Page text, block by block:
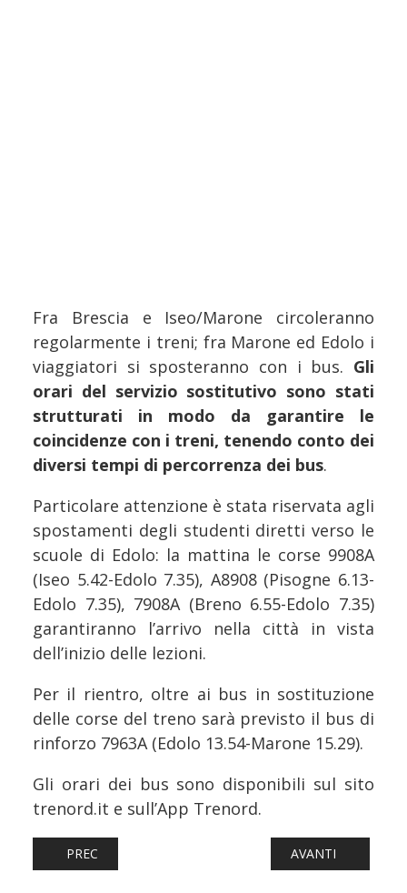
Fra Brescia e Iseo/Marone circoleranno
regolarmente i treni; fra Marone ed Edolo i
viaggiatori si sposteranno con i bus. Gli
orari del servizio sostitutivo sono stati
strutturati in modo da garantire le
coincidenze con i treni, tenendo conto dei
diversi tempi di percorrenza dei bus.
Particolare attenzione è stata riservata agli
spostamenti degli studenti diretti verso le
scuole di Edolo: la mattina le corse 9908A
(Iseo 5.42-Edolo 7.35), A8908 (Pisogne 6.13-
Edolo 7.35), 7908A (Breno 6.55-Edolo 7.35)
garantiranno l’arrivo nella città in vista
dell’inizio delle lezioni.
Per il rientro, oltre ai bus in sostituzione
delle corse del treno sarà previsto il bus di
rinforzo 7963A (Edolo 13.54-Marone 15.29).
Gli orari dei bus sono disponibili sul sito
trenord.it e sull’App Trenord.
ARTICOLO PRECEDENTE: FERROVIE: GTS RAIL AMPLIA I
PREC ARTICOLO
AVANTI